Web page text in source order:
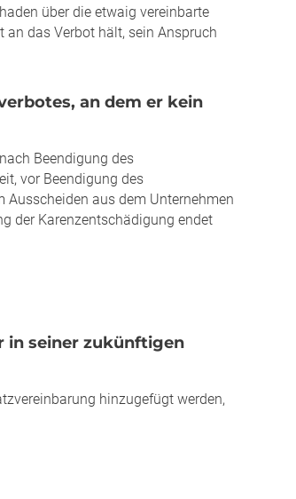
über die etwaig vereinbarte
das Verbot hält, sein Anspruch
an dem er kein
Beendigung des
vor Beendigung des
aus dem Unternehmen
der Karenzentschädigung endet
in seiner zukünftigen
hinzugefügt werden,